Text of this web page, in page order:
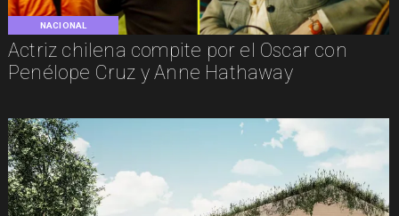
NACIONAL
Actriz chilena compite por el Oscar con
Penélope Cruz y Anne Hathaway